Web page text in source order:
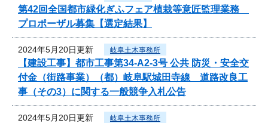
第42回全国都市緑化ぎふフェア植栽等意匠監理業務
プロポーザル募集【選定結果】
2024年5月20日更新 岐阜土木事務所
【建設工事】都市工事第34-A2-3号 公共 防災・安全交
付金（街路事業）（都）岐阜駅城田寺線 道路改良工
事（その3）に関する一般競争入札公告
2024年5月20日更新 岐阜土木事務所